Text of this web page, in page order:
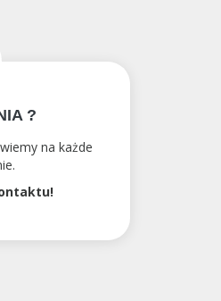
?
na każde